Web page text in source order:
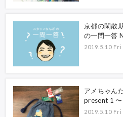
京都の閑散
の一問一答
2019.5.10 Fri
アメちゃん
present 1 〜
2019.5.10 Fri